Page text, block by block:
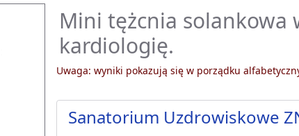
Mini tężcnia solankowa
kardiologię.
Uwaga: wyniki pokazują się w porządku
Sanatorium Uzdrowiskowe